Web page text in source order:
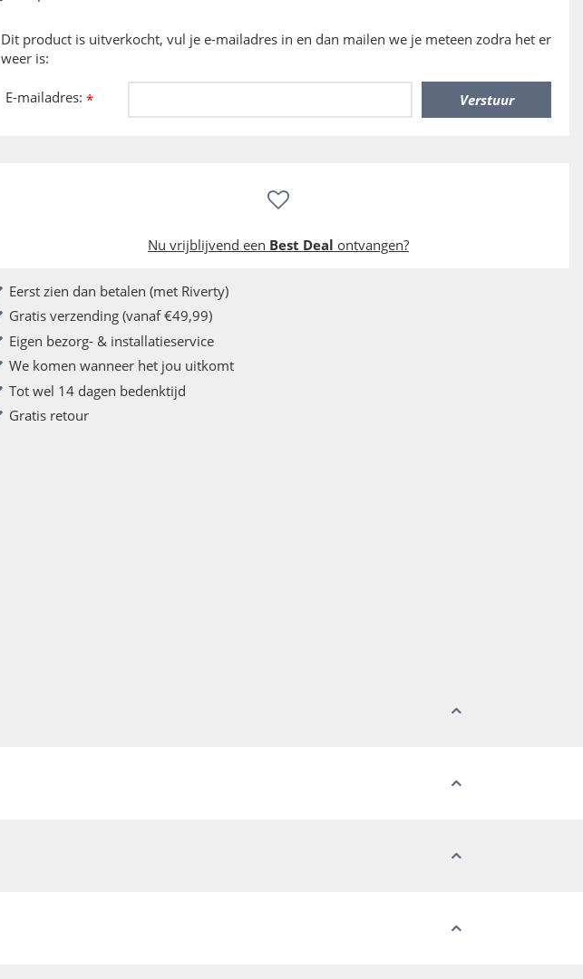
Dit product is uitverkocht, vul je e-mailadres in en dan mailen we je meteen zodra het er
weer is:
E-mailadres: *
Nu vrijblijvend een Best Deal ontvangen?
Eerst zien dan betalen (met Riverty)
Gratis verzending (vanaf €49,99)
Eigen bezorg- & installatieservice
We komen wanneer het jou uitkomt
Tot wel 14 dagen bedenktijd
Gratis retour